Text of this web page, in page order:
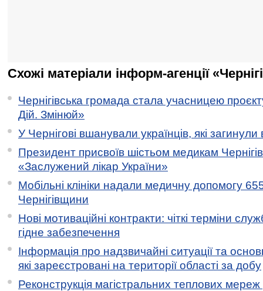
Схожі матеріали інформ-агенції
Чернігівська громада стала учасницею
Дій. Змінюй»
У Чернігові вшанували українців, які загинули
Президент присвоїв шістьом медикам
«Заслужений лікар України»
Мобільні клініки надали медичну допомогу
Чернігівщини
Нові мотиваційні контракти: чіткі терміни
гідне забезпечення
Інформація про надзвичайні ситуації та
які зареєстровані на території області за добу
Реконструкція магістральних теплових мереж